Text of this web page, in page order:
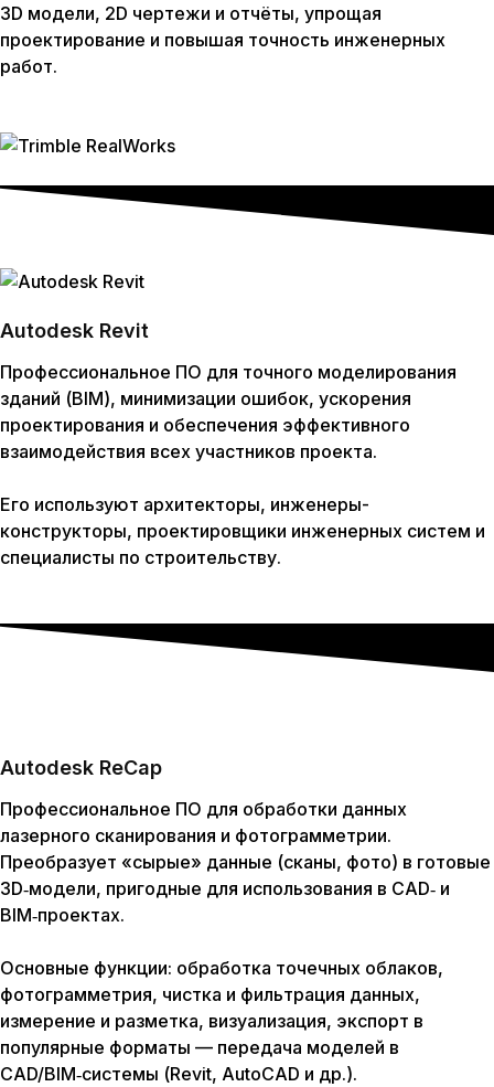
3D модели, 2D чертежи и отчёты, упрощая
проектирование и повышая точность инженерных
работ.
Autodesk Revit
Профессиональное ПО для точного моделирования
зданий (BIM), минимизации ошибок, ускорения
проектирования и обеспечения эффективного
взаимодействия всех участников проекта.
Его используют архитекторы, инженеры-
конструкторы, проектировщики инженерных систем и
специалисты по строительству.
Autodesk ReCap
Профессиональное ПО для обработки данных
лазерного сканирования и фотограмметрии.
Преобразует «сырые» данные (сканы, фото) в готовые
3D‑модели, пригодные для использования в CAD‑ и
BIM‑проектах.
Основные функции: обработка точечных облаков,
фотограмметрия, чистка и фильтрация данных,
измерение и разметка, визуализация, экспорт в
популярные форматы — передача моделей в
CAD/BIM‑системы (Revit, AutoCAD и др.).